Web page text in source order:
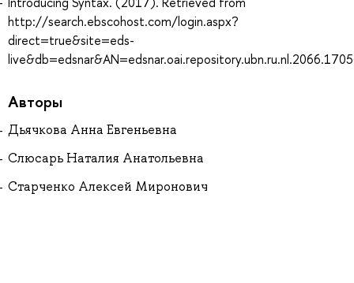
http://search.ebscohost.com/login.aspx?
direct=true&site=eds-
Авторы
Дьячкова Анна Евгеньевна
Слюсарь Наталия Анатольевна
Старченко Алексей Миронович